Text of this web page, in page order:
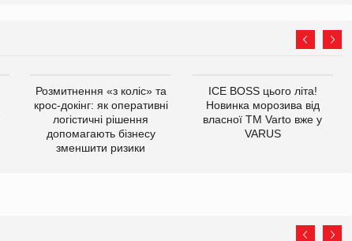
Розмитнення «з коліс» та
крос-докінг: як оперативні
логістичні рішення
допомагають бізнесу
зменшити ризики
ICE BOSS цього літа!
Новинка морозива від
власної ТМ Varto вже у
VARUS